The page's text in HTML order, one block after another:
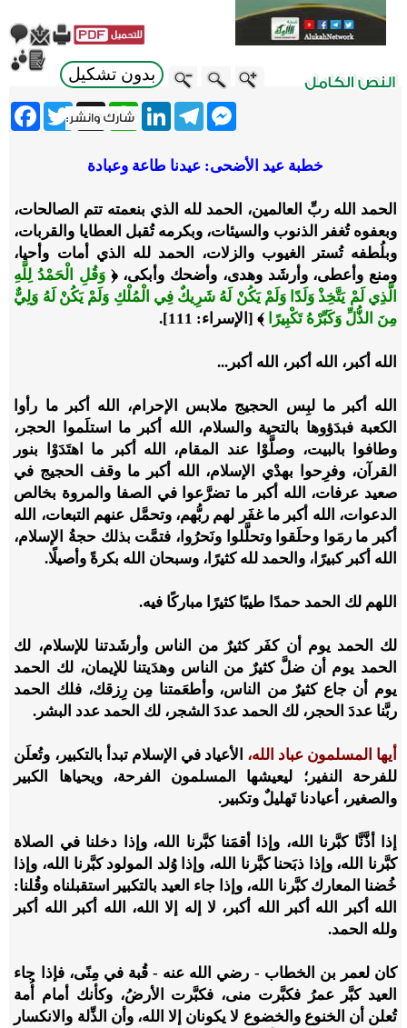
بدون تشكيل
Twitter X
WhatsApp
LinkedInTelegram
Messenger
خطبة عيد الأضحى: عيدنا طاعة وعبادة
الحمد الله ربِّ العالمين، الحمد لله الذي بنعمته تتم الصالحات،
وبعفوه تُغفر الذنوب والسيئات، وبكرمه تُقبل العطايا والقربات،
وبلُطفه تُستر الغيوب والزلات، الحمد لله الذي أمات وأحيا،
ومنع وأعطى، وأرشَد وهدى، وأضحك وأبكى، ﴿وَقُلِ الْحَمْدُ لِلَّهِ
الَّذِي لَمْ يَتَّخِذْ وَلَدًا وَلَمْ يَكُنْ لَهُ شَرِيكٌ فِي الْمُلْكِ وَلَمْ يَكُنْ لَهُ وَلِيٌّ
مِنَ الذُّلِّ وَكَبِّرْهُ تَكْبِيرًا
﴾ [الإسراء: 111].
الله أكبر، الله أكبر، الله أكبر...
الله أكبر ما لبِس الحجيج ملابس الإحرام، الله أكبر ما رأوا
الكعبة فبدَؤوها بالتحية والسلام، الله أكبر ما استلَموا الحجر،
وطافوا بالبيت، وصلَّوْا عند المقام، الله أكبر ما اهتَدَوْا بنور
القرآن، وفرِحوا بهدْي الإسلام، الله أكبر ما وقف الحجيج في
صعيد عرفات، الله أكبر ما تضرَّعوا في الصفا والمروة بخالص
الدعوات، الله أكبر ما غفَر لهم ربُّهم، وتحمَّل عنهم التبعات، الله
أكبر ما رمَوا وحلَقوا وتحلَّلوا ونَحرُوا، فتمَّت بذلك حجةُ الإسلام،
الله أكبر كبيرًا، والحمد لله كثيرًا، وسبحان الله بكرةً وأصيلًا.
اللهم لك الحمد حمدًا طيبًا كثيرًا مباركًا فيه.
لك الحمد يوم أن كفَر كثيرٌ من الناس وأرشَدتنا للإسلام، لك
الحمد يوم أن ضلَّ كثيرٌ من الناس وهدَيتنا للإيمان، لك الحمد
يوم أن جاع كثيرٌ من الناس، وأطعَمتنا مِن رِزقك، فلك الحمد
ربَّنا عددَ الحجر، لك الحمد عددَ الشجر، لك الحمد عدد البشر.
أيها المسلمون عباد الله، الأعياد في الإسلام تبدأ بالتكبير، وتُعلَن
للفرحة النفير؛ ليعيشها المسلمون الفرحة، ويحياها الكبير
والصغير، أعيادنا تَهليلٌ وتكبير.
إذا أذَّنَّا كبَّرنا الله، وإذا أقمَنا كبَّرنا الله، وإذا دخلنا في الصلاة
كبَّرنا الله، وإذا ذبَحنا كبَّرنا الله، وإذا وُلد المولود كبَّرنا الله، وإذا
خُضنا المعارك كبَّرنا الله، وإذا جاء العيد بالتكبير استقبلناه وقُلنا:
الله أكبر الله أكبر الله أكبر، لا إله إلا الله، الله أكبر الله أكبر
ولله الحمد.
كان لعمر بن الخطاب - رضي الله عنه - قُبة في مِنًى، فإذا جاء
العيد كبَّر عمرُ فكبَّرت منى، فكبَّرت الأرضُ، وكأنك أمام أُمة
تُعلن أن الخنوع والخضوع لا يكونان إلا الله، وأن الذِّلة والانكسار